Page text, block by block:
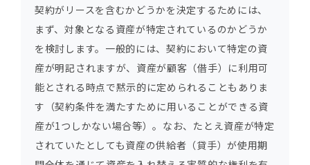
契約がリースを含むかどうかを決定するためには、
まず、対象となる資産が特定されているのかどうか
を検討します。一般的には、契約において特定の資
産が明記されますが、資産が顧客（借手）に利用可
能とされる時点で黙示的に定められることもありま
す（契約条件を満たすために用いることができる資
産が1つしかない場合等）。なお、たとえ資産が特定
されていたとしても資産の供給者（貸手）が使用期